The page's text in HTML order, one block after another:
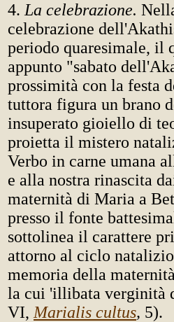
4. La celebrazione.
celebrazione
periodo quaresimale, il
appunto "sabato
prossimità con la festa
tuttora figura un brano
insuperato gioiello di
proietta il mistero
Verbo in carne umana
e alla nostra rinascita
maternità di Maria a
presso il fonte
sottolinea il carattere
attorno al ciclo
memoria della
la cui 'illibata verginità
VI, Marialis cultus, 5).